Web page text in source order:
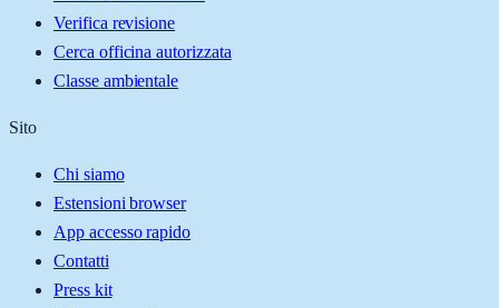
Verifica revisione
Cerca officina autorizzata
Classe ambientale
Sito
Chi siamo
Estensioni browser
App accesso rapido
Contatti
Press kit